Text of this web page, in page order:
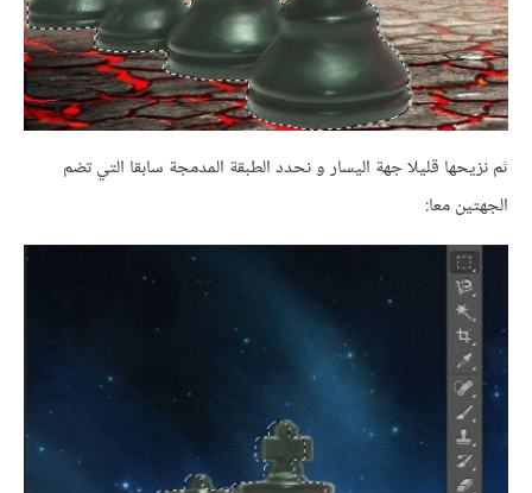
ثم نزيحها قليلا جهة اليسار و نحدد الطبقة المدمجة سابقا التي تضم
الجهتين معا: